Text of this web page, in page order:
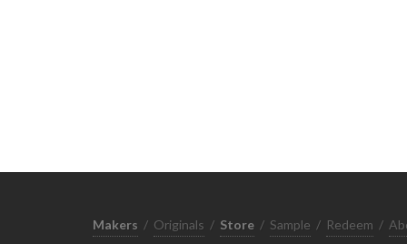
Makers / Originals / Store / Sample / Redeem /